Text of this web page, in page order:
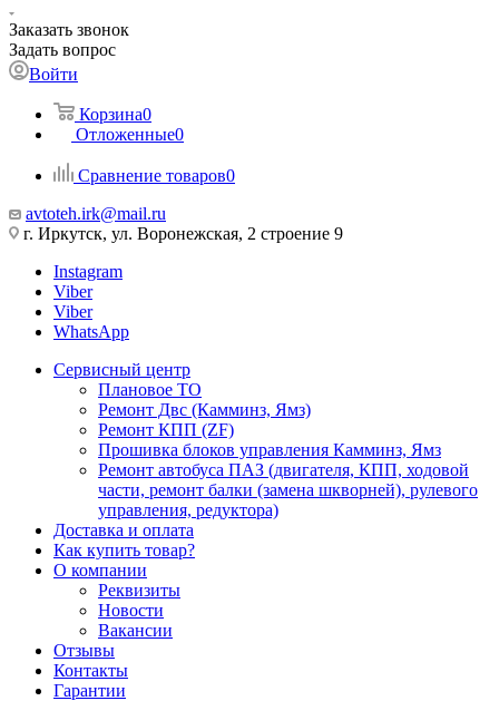
Заказать звонок
Задать вопрос
Войти
Корзина0
Отложенные0
Сравнение товаров0
avtoteh.irk@mail.ru
г. Иркутск, ул. Воронежская, 2 строение 9
Instagram
Viber
Viber
WhatsApp
Сервисный центр
Плановое ТО
Ремонт Двс (Камминз, Ямз)
Ремонт КПП (ZF)
Прошивка блоков управления Камминз, Ямз
Ремонт автобуса ПАЗ (двигателя, КПП, ходовой
части, ремонт балки (замена шкворней), рулевого
управления, редуктора)
Доставка и оплата
Как купить товар?
О компании
Реквизиты
Новости
Вакансии
Отзывы
Контакты
Гарантии